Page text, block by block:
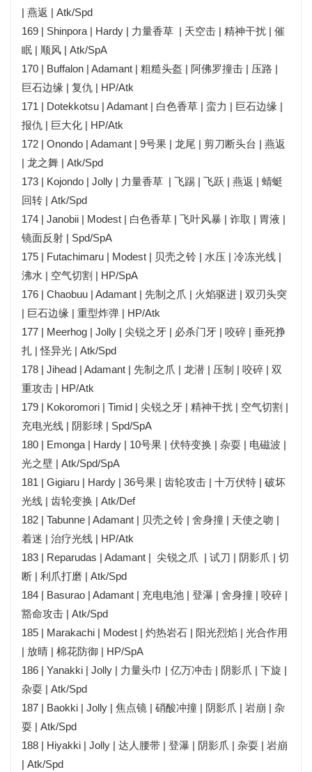
| 燕返 | Atk/Spd
169 | Shinpora | Hardy | 力量香草 | 天空击 | 精神干扰 | 催
眠 | 顺风 | Atk/SpA
170 | Buffalon | Adamant | 粗糙头盔 | 阿佛罗撞击 | 压路 |
巨石边缘 | 复仇 | HP/Atk
171 | Dotekkotsu | Adamant | 白色香草 | 蛮力 | 巨石边缘 |
报仇 | 巨大化 | HP/Atk
172 | Onondo | Adamant | 9号果 | 龙尾 | 剪刀断头台 | 燕返
| 龙之舞 | Atk/Spd
173 | Kojondo | Jolly | 力量香草 | 飞踢 | 飞跃 | 燕返 | 蜻蜓
回转 | Atk/Spd
174 | Janobii | Modest | 白色香草 | 飞叶风暴 | 诈取 | 胃液 |
镜面反射 | Spd/SpA
175 | Futachimaru | Modest | 贝壳之铃 | 水压 | 冷冻光线 |
沸水 | 空气切割 | HP/SpA
176 | Chaobuu | Adamant | 先制之爪 | 火焰驱进 | 双刃头突
| 巨石边缘 | 重型炸弹 | HP/Atk
177 | Meerhog | Jolly | 尖锐之牙 | 必杀门牙 | 咬碎 | 垂死挣
扎 | 怪异光 | Atk/Spd
178 | Jihead | Adamant | 先制之爪 | 龙潜 | 压制 | 咬碎 | 双
重攻击 | HP/Atk
179 | Kokoromori | Timid | 尖锐之牙 | 精神干扰 | 空气切割 |
充电光线 | 阴影球 | Spd/SpA
180 | Emonga | Hardy | 10号果 | 伏特变换 | 杂耍 | 电磁波 |
光之壁 | Atk/Spd/SpA
181 | Gigiaru | Hardy | 36号果 | 齿轮攻击 | 十万伏特 | 破坏
光线 | 齿轮变换 | Atk/Def
182 | Tabunne | Adamant | 贝壳之铃 | 舍身撞 | 天使之吻 |
着迷 | 治疗光线 | HP/Atk
183 | Reparudas | Adamant | 尖锐之爪 | 试刀 | 阴影爪 | 切
断 | 利爪打磨 | Atk/Spd
184 | Basurao | Adamant | 充电电池 | 登瀑 | 舍身撞 | 咬碎 |
豁命攻击 | Atk/Spd
185 | Marakachi | Modest | 灼热岩石 | 阳光烈焰 | 光合作用
| 放晴 | 棉花防御 | HP/SpA
186 | Yanakki | Jolly | 力量头巾 | 亿万冲击 | 阴影爪 | 下旋 |
杂耍 | Atk/Spd
187 | Baokki | Jolly | 焦点镜 | 硝酸冲撞 | 阴影爪 | 岩崩 | 杂
耍 | Atk/Spd
188 | Hiyakki | Jolly | 达人腰带 | 登瀑 | 阴影爪 | 杂耍 | 岩崩
| Atk/Spd